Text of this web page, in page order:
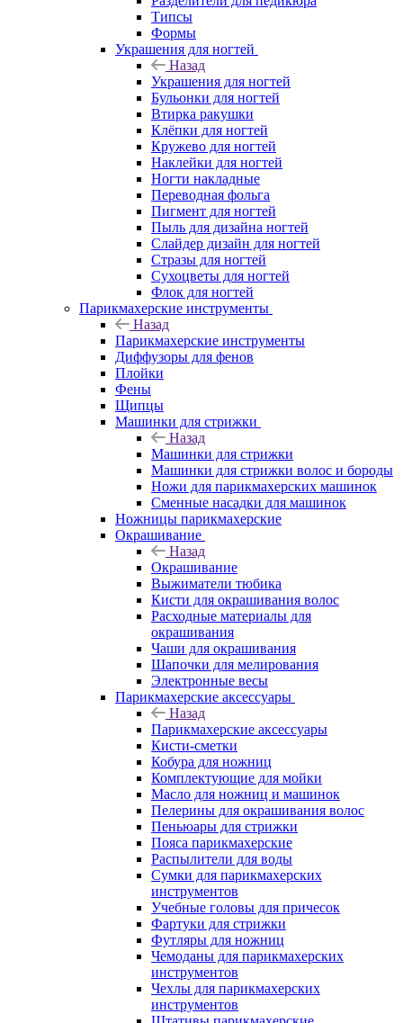
Типсы
Формы
Украшения для ногтей
Назад
Украшения для ногтей
Бульонки для ногтей
Втирка ракушки
Клёпки для ногтей
Кружево для ногтей
Наклейки для ногтей
Ногти накладные
Переводная фольга
Пигмент для ногтей
Пыль для дизайна ногтей
Слайдер дизайн для ногтей
Стразы для ногтей
Сухоцветы для ногтей
Флок для ногтей
Парикмахерские инструменты
Назад
Парикмахерские инструменты
Диффузоры для фенов
Плойки
Фены
Щипцы
Машинки для стрижки
Назад
Машинки для стрижки
Машинки для стрижки волос и бороды
Ножи для парикмахерских машинок
Сменные насадки для машинок
Ножницы парикмахерские
Окрашивание
Назад
Окрашивание
Выжиматели тюбика
Кисти для окрашивания волос
Расходные материалы для
окрашивания
Чаши для окрашивания
Шапочки для мелирования
Электронные весы
Парикмахерские аксессуары
Назад
Парикмахерские аксессуары
Кисти-сметки
Кобура для ножниц
Комплектующие для мойки
Масло для ножниц и машинок
Пелерины для окрашивания волос
Пеньюары для стрижки
Пояса парикмахерские
Распылители для воды
Сумки для парикмахерских
инструментов
Учебные головы для причесок
Фартуки для стрижки
Футляры для ножниц
Чемоданы для парикмахерских
инструментов
Чехлы для парикмахерских
инструментов